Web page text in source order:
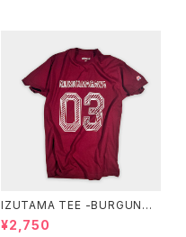
IZUTAMA TEE -BURGUNDY
-
¥2,750